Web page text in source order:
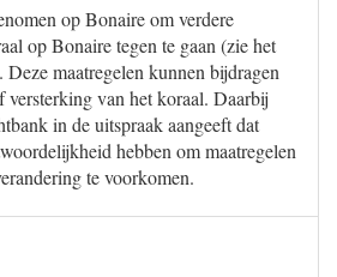
op Bonaire om verdere
op Bonaire tegen te gaan (zie het
maatregelen kunnen bijdragen
versterking van het koraal. Daarbij
in de uitspraak aangeeft dat
hebben om maatregelen
te voorkomen.